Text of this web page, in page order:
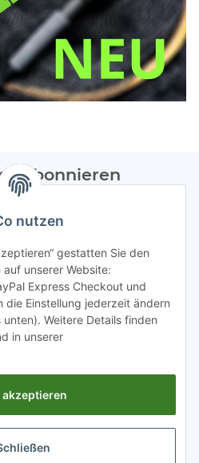
Abonnieren
eurer
Aktionen per E-Mail zu.
Abonnieren
aktiv
nutzen
gestatten Sie den
unserer Website:
Express Checkout und
die Einstellung jederzeit ändern
Weitere Details finden
in unserer
akzeptieren